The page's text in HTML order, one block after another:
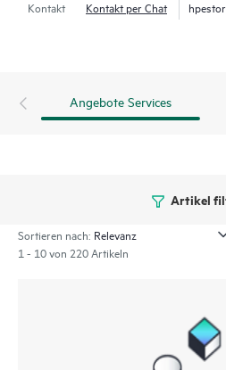
Kontakt Kontakt per Chat
Angebote Services
Artikel
Sortieren nach:
1 - 10 von 220 Artikeln